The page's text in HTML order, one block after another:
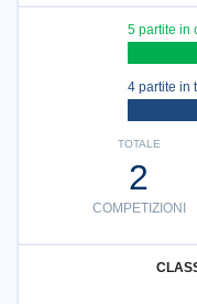
5 partite in
4 partite in
TOTALE
2
COMPETIZIONI